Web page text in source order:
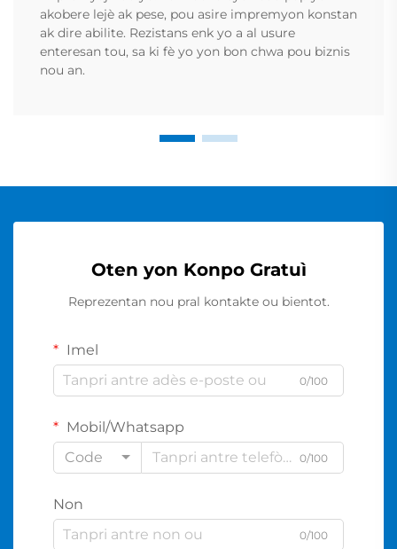
akobere lejè ak pese, pou asire impremyon konstan
ak dire abilite. Rezistans enk yo a al usure
enteresan tou, sa ki fè yo yon bon chwa pou biznis
nou an.
Oten yon Konpo Gratuì
Reprezentan nou pral kontakte ou bientot.
Imel
0/100
Mobil/Whatsapp
Code
0/100
Non
0/100